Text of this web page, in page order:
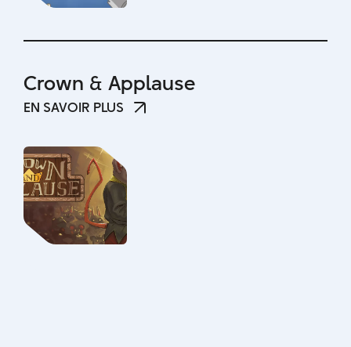
Crown & Applause
EN SAVOIR PLUS